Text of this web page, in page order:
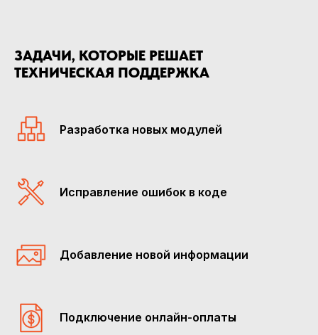
ЗАДАЧИ, КОТОРЫЕ РЕШАЕТ
ТЕХНИЧЕСКАЯ ПОДДЕРЖКА
Разработка новых модулей
Исправление ошибок в коде
Добавление новой информации
Подключение онлайн-оплаты